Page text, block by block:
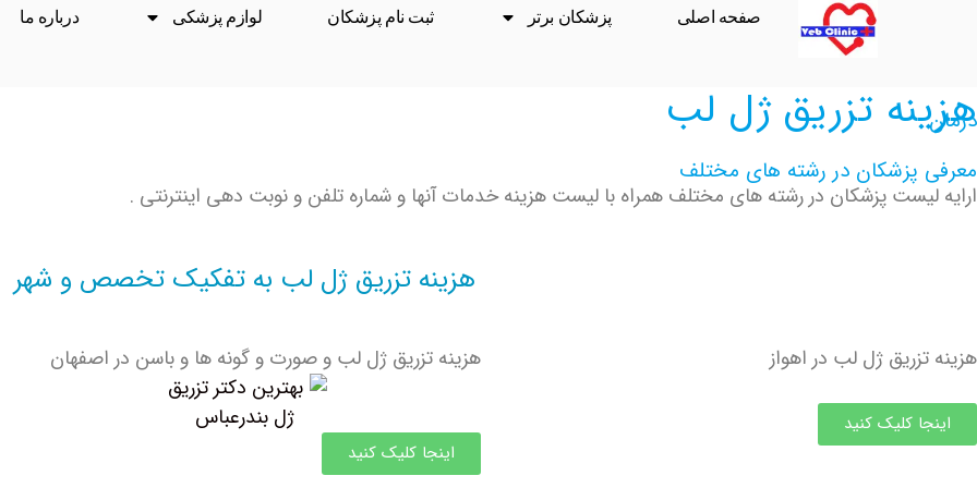
صفحه اصلی پزشکان برتر ثبت نام پزشکان لوازم پزشکی درباره ما
هزینه تزریق ژل لب
درمان
معرفی پزشکان در رشته های مختلف
ارایه لیست پزشکان در رشته های مختلف همراه با لیست هزینه خدمات آنها و شماره تلفن و نوبت دهی اینترنتی .
هزینه تزریق ژل لب به تفکیک تخصص و شهر
هزینه تزریق ژل لب در اهواز
اینجا کلیک کنید
هزینه تزریق ژل لب و صورت و گونه ها و باسن در اصفهان
اینجا کلیک کنید